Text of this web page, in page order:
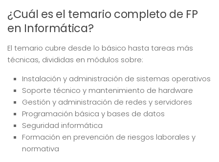
¿Cuál es el temario completo de FP
en Informática?
El temario cubre desde lo básico hasta tareas más
técnicas, divididas en módulos sobre:
Instalación y administración de sistemas operativos
Soporte técnico y mantenimiento de hardware
Gestión y administración de redes y servidores
Programación básica y bases de datos
Seguridad informática
Formación en prevención de riesgos laborales y
normativa